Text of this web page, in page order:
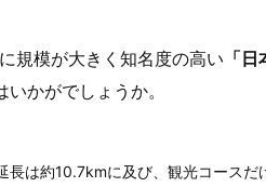
規模が大きく知名度の高い 「
かがでしょうか。
は約10.7kmに及び、観光コース